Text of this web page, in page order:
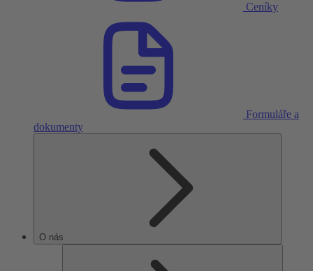
Ceníky
Formuláře a
dokumenty
O nás